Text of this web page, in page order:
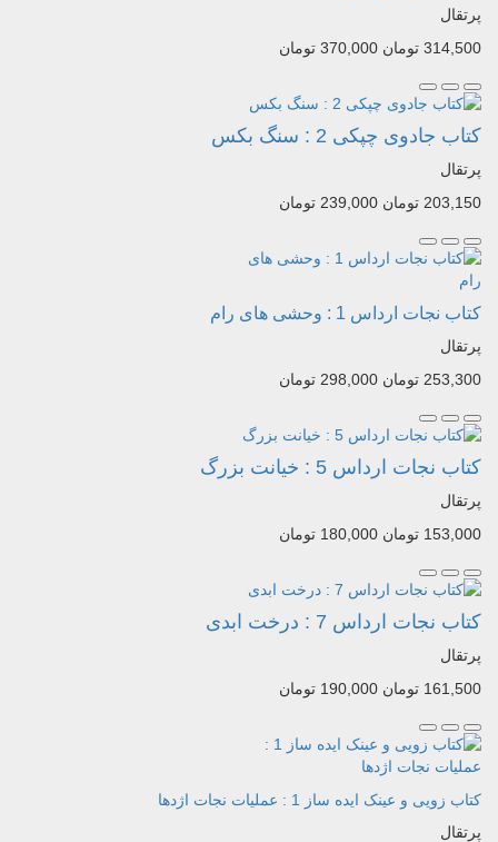
پرتقال
314,500 تومان
370,000 تومان
کتاب جادوی چپکی 2 : سنگ بکس
پرتقال
203,150 تومان
239,000 تومان
کتاب نجات ارداس 1 : وحشی های رام
پرتقال
253,300 تومان
298,000 تومان
کتاب نجات ارداس 5 : خیانت بزرگ
پرتقال
153,000 تومان
180,000 تومان
کتاب نجات ارداس 7 : درخت ابدی
پرتقال
161,500 تومان
190,000 تومان
کتاب زویی و عینک ایده ساز 1 : عملیات نجات اژدها
پرتقال